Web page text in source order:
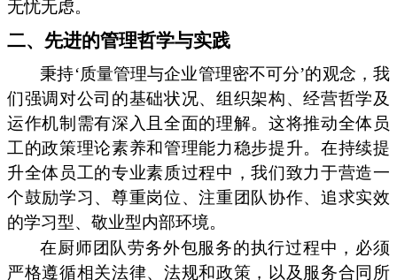
无忧无虑。
二、先进的管理哲学与实践
秉持‘质量管理与企业管理密不可分’的观念，我
们强调对公司的基础状况、组织架构、经营哲学及
运作机制需有深入且全面的理解。这将推动全体员
工的政策理论素养和管理能力稳步提升。在持续提
升全体员工的专业素质过程中，我们致力于营造一
个鼓励学习、尊重岗位、注重团队协作、追求实效
的学习型、敬业型内部环境。
在厨师团队劳务外包服务的执行过程中，必须
严格遵循相关法律、法规和政策，以及服务合同所